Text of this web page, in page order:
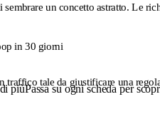
un concetto astratto. Le
in 30 giorni
traffico tale da giustificare una
piùPassa su ogni scheda per